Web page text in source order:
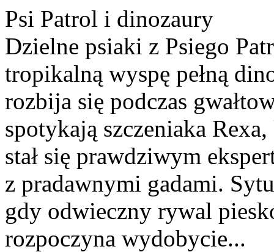
Psi Patrol i dinozaury
Dzielne psiaki z Psiego
tropikalną wyspę pełną
rozbija się podczas
spotykają szczeniaka
stał się prawdziwym
z pradawnymi gadami.
gdy odwieczny rywal
rozpoczyna wydobycie...